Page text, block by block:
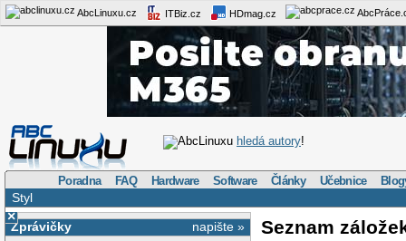
AbcLinuxu.cz ITBiz.cz HDmag.cz
AbcLinuxu hledá autory!
Poradna FAQ Hardware Software Články Učebnice
Styl
×
napište »
Zprávičky
Seznam